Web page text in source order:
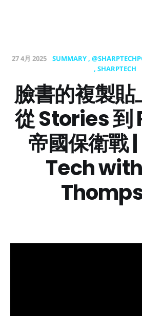
27 4月 2025 SUMMARY
SHARPTECH
臉書的複製貼
從 Stories 到
帝國保衛戰
Tech